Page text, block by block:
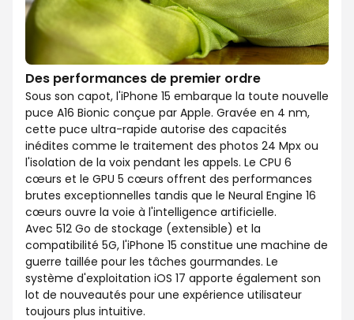
Des performances de premier ordre
Sous son capot, l'iPhone 15 embarque la toute nouvelle
puce A16 Bionic conçue par Apple. Gravée en 4 nm,
cette puce ultra-rapide autorise des capacités
inédites comme le traitement des photos 24 Mpx ou
l'isolation de la voix pendant les appels. Le CPU 6
cœurs et le GPU 5 cœurs offrent des performances
brutes exceptionnelles tandis que le Neural Engine 16
cœurs ouvre la voie à l'intelligence artificielle.
Avec 512 Go de stockage (extensible) et la
compatibilité 5G, l'iPhone 15 constitue une machine de
guerre taillée pour les tâches gourmandes. Le
système d'exploitation iOS 17 apporte également son
lot de nouveautés pour une expérience utilisateur
toujours plus intuitive.